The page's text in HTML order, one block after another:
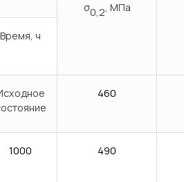
σ0,2, МПа
Время, ч
460
1000 490